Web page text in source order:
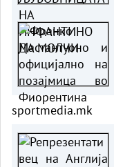
sportmedia.mk